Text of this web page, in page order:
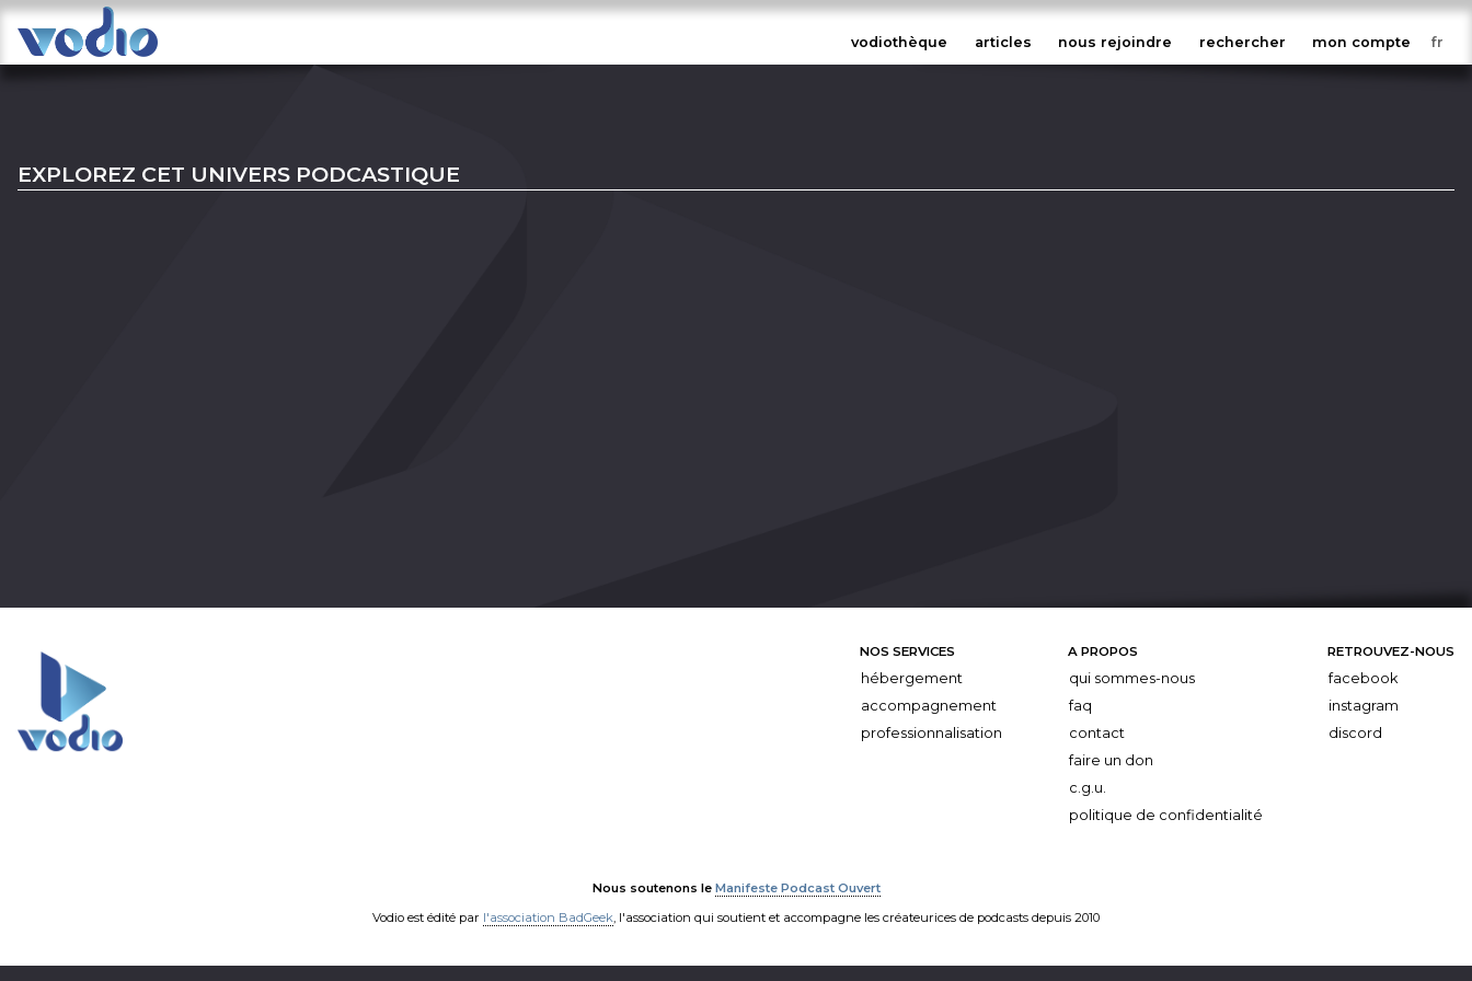
vodiothèque articles nous rejoindre rechercher mon compte
EXPLOREZ CET UNIVERS PODCASTIQUE
NOS SERVICES
hébergement
accompagnement
professionnalisation
A PROPOS
qui sommes-nous
faq
contact
faire un don
c.g.u.
politique de confidentialité
RETROUVEZ-NOUS
facebook
instagram
discord
Nous soutenons le Manifeste Podcast Ouvert
Vodio est édité par l'association BadGeek, l'association qui soutient et accompagne les créateurices de podcasts depuis 2010